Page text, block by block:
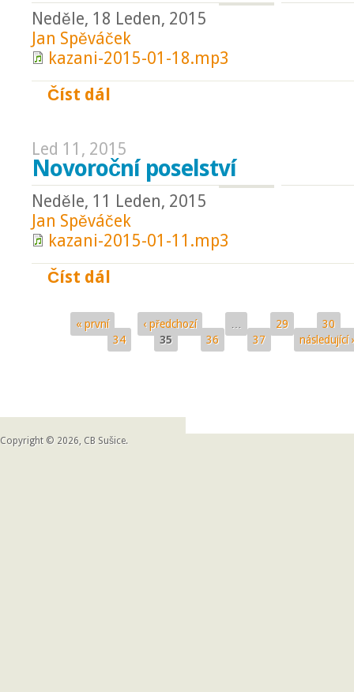
Neděle, 18 Leden, 2015
Jan Spěváček
kazani-2015-01-18.mp3
Číst dál
Led 11, 2015
Novoroční poselství
Neděle, 11 Leden, 2015
Jan Spěváček
kazani-2015-01-11.mp3
Číst dál
Stránky
« první ‹ předchozí 29
30
34
35 36 37 následující ›
Copyright © 2026, CB Sušice.